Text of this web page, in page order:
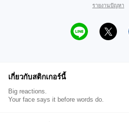
รายงานปัญหา
เกี่ยวกับสติกเกอร์นี้
Big reactions.
Your face says it before words do.